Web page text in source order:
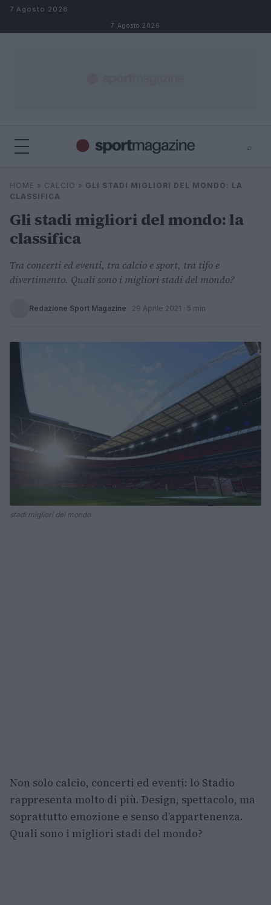
Salta al contenuto
7 Agosto 2026
7 Agosto 2026
⌕
Cerca
⌕
HOME » CALCIO » GLI STADI MIGLIORI DEL MONDO: LA
CLASSIFICA
Gli stadi migliori del mondo: la
classifica
Tra concerti ed eventi, tra calcio e sport, tra tifo e
divertimento. Quali sono i migliori stadi del mondo?
Redazione Sport Magazine · 29 Aprile 2021 · 5 min
stadi migliori del mondo
Non solo calcio, concerti ed eventi: lo Stadio
rappresenta molto di più. Design, spettacolo, ma
soprattutto emozione e senso d’appartenenza.
Quali sono i migliori stadi del mondo?